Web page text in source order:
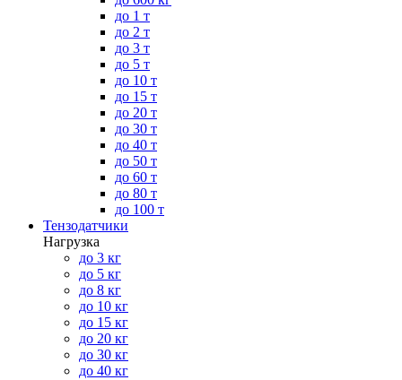
до 1 т
до 2 т
до 3 т
до 5 т
до 10 т
до 15 т
до 20 т
до 30 т
до 40 т
до 50 т
до 60 т
до 80 т
до 100 т
Тензодатчики
Нагрузка
до 3 кг
до 5 кг
до 8 кг
до 10 кг
до 15 кг
до 20 кг
до 30 кг
до 40 кг